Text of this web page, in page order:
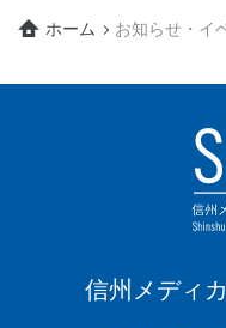
ホーム お知らせ・イ
信州メディ